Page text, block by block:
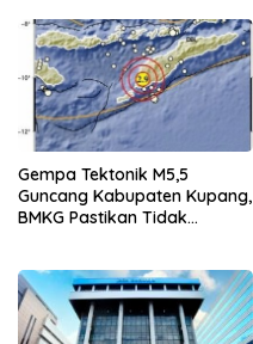
Gempa Tektonik M5,5
Guncang Kabupaten Kupang,
BMKG Pastikan Tidak